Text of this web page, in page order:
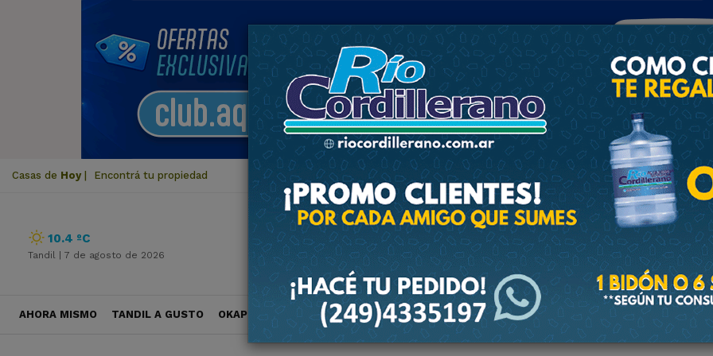
Casas de Hoy Encontrá tu propiedad
10.4 ºC
Tandil | 7 de agosto de 2026
AHORA MISMO TANDIL A GUSTO OKAPI VIAJES POLÍTICA POLICIALES DEPORTES SOCIEDAD NACIONALES